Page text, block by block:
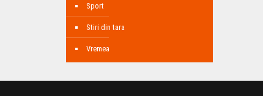
Sport
Stiri din tara
Vremea